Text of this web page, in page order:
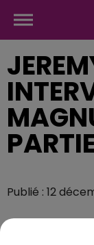
Publié : 12